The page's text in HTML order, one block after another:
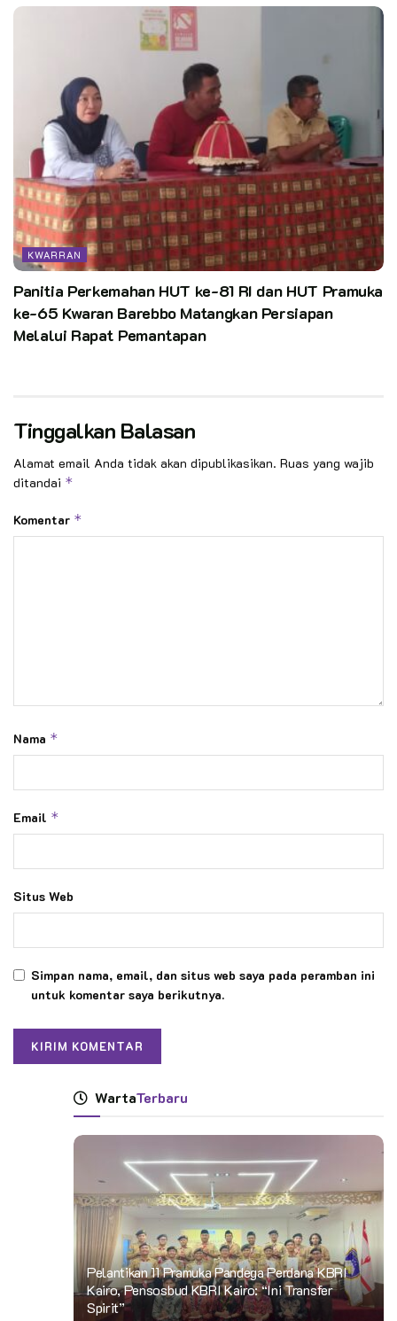
KWARRAN
Panitia Perkemahan HUT ke-81 RI dan HUT Pramuka
ke-65 Kwaran Barebbo Matangkan Persiapan
Melalui Rapat Pemantapan
Tinggalkan Balasan
Alamat email Anda tidak akan dipublikasikan. Ruas yang wajib
ditandai *
Komentar *
Nama *
Email *
Situs Web
Simpan nama, email, dan situs web saya pada peramban ini
untuk komentar saya berikutnya.
WartaTerbaru
Pelantikan 11 Pramuka Pandega Perdana KBRI
Kairo, Pensosbud KBRI Kairo: “Ini Transfer
Spirit”